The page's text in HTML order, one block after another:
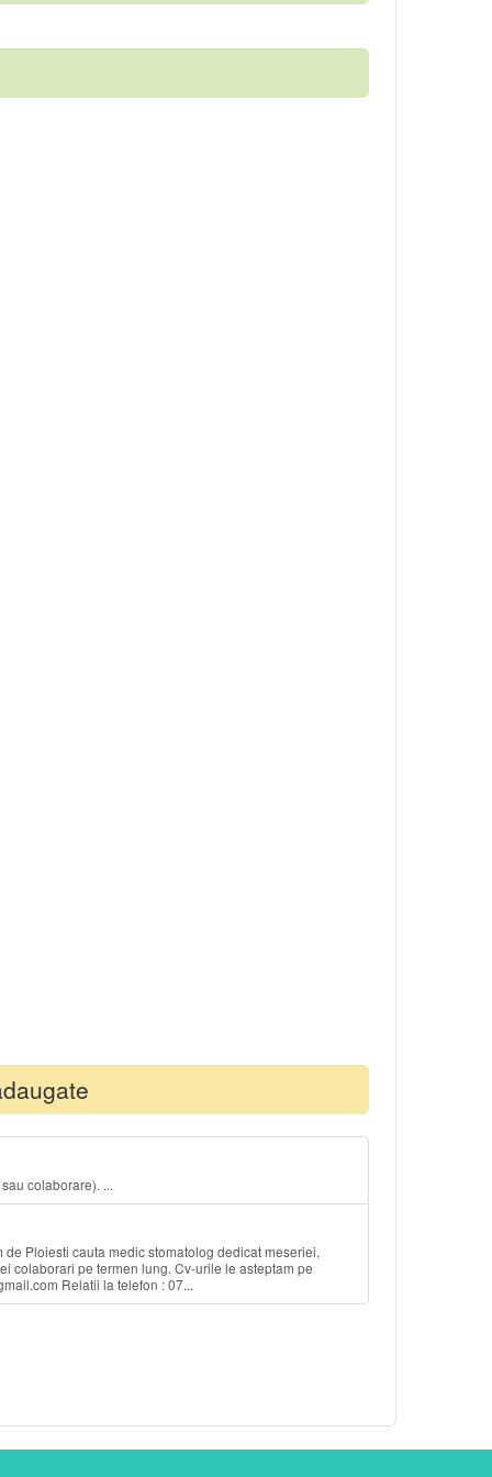
colaborare). ...
Ploiesti cauta medic stomatolog dedicat meseriei,
colaborari pe termen lung. Cv-urile le asteptam pe
Relatii la telefon : 07...